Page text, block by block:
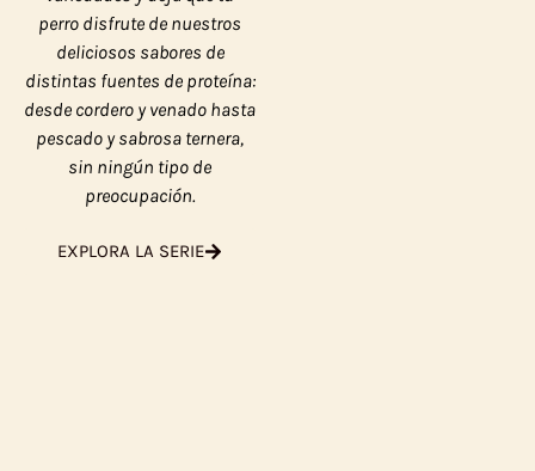
perro disfrute de nuestros
deliciosos sabores de
distintas fuentes de proteína:
desde cordero y venado hasta
pescado y sabrosa ternera,
sin ningún tipo de
preocupación.
EXPLORA LA SERIE